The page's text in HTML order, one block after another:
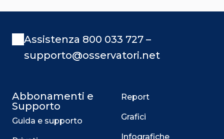
Assistenza 800 033 727 –
supporto@osservatori.net
Abbonamenti e
Supporto
Guida e supporto
Report
Grafici
Infografiche